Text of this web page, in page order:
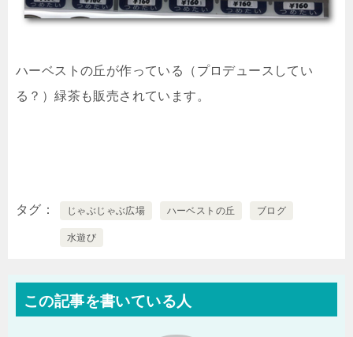
ハーベストの丘が作っている（プロデュースしてい
る？）緑茶も販売されています。
タグ じゃぶじゃぶ広場 ハーベストの丘 ブログ
水遊び
この記事を書いている人